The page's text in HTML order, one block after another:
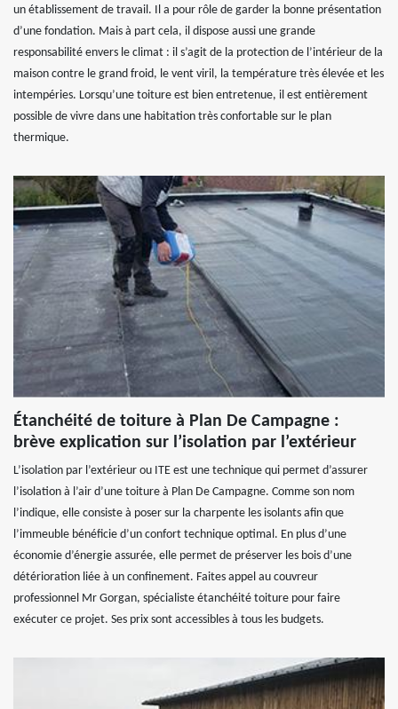
un établissement de travail. Il a pour rôle de garder la bonne présentation
d’une fondation. Mais à part cela, il dispose aussi une grande
responsabilité envers le climat : il s’agit de la protection de l’intérieur de la
maison contre le grand froid, le vent viril, la température très élevée et les
intempéries. Lorsqu’une toiture est bien entretenue, il est entièrement
possible de vivre dans une habitation très confortable sur le plan
thermique.
Étanchéité de toiture à Plan De Campagne :
brève explication sur l’isolation par l’extérieur
L’isolation par l’extérieur ou ITE est une technique qui permet d’assurer
l’isolation à l’air d’une toiture à Plan De Campagne. Comme son nom
l’indique, elle consiste à poser sur la charpente les isolants afin que
l’immeuble bénéficie d’un confort technique optimal. En plus d’une
économie d’énergie assurée, elle permet de préserver les bois d’une
détérioration liée à un confinement. Faites appel au couvreur
professionnel Mr Gorgan, spécialiste étanchéité toiture pour faire
exécuter ce projet. Ses prix sont accessibles à tous les budgets.